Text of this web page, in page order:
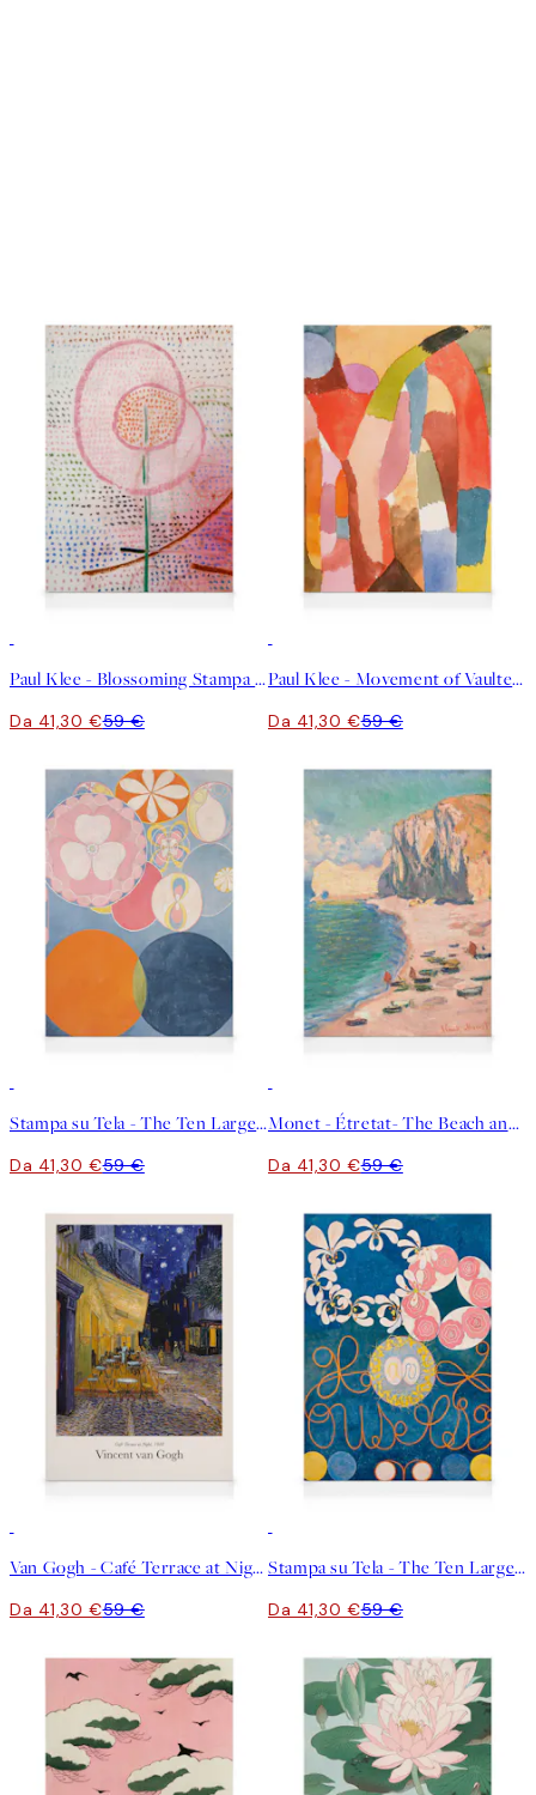
Paul Klee - Blossoming Stampa su Tela
Da 41,30 €59 €
Paul Klee - Movement of Vaulted Chambers Stampa su Tela
Da 41,30 €59 €
Stampa su Tela - The Ten Largest, Childhood, No.2 by Hilma af Klint
Da 41,30 €59 €
Monet - Étretat- The Beach and the Falaise d'Amont Stampa su Tela
Da 41,30 €59 €
Van Gogh - Café Terrace at Night Stampa su Tela
Da 41,30 €59 €
Stampa su Tela - The Ten Largest, No.1, Childhood by Hilma af Klint
Da 41,30 €59 €